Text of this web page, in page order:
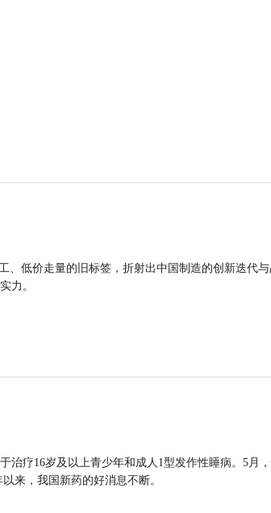
、低价走量的旧标签，折射出中国制造的创新迭代
力。
治疗16岁及以上青少年和成人1型发作性睡病。5月
来，我国新药的好消息不断。